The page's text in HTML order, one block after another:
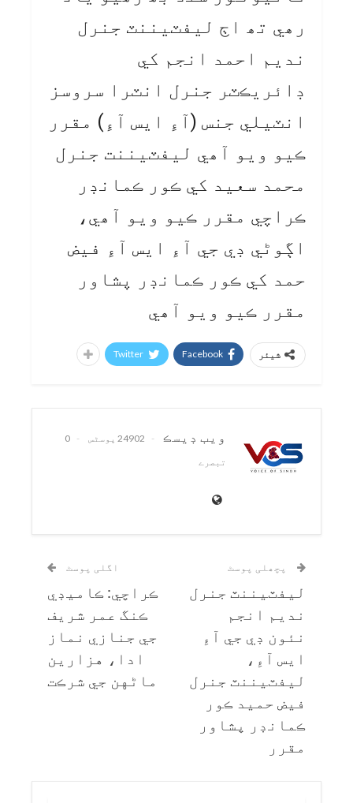
رھي تھ اڄ ليفٽيننٽ جنرل
نديم احمد انجم کي
ڊائريڪٽر جنرل انٽرا سروسز
انٽيلي جنس (آءِ ايس آءِ) مقرر
ڪيو ويو آھي ليفٽيننت جنرل
محمد سعيد کي ڪور ڪمانڊر
ڪراچي مقرر ڪيو ويو آھي،
اڳوڻي ڊي جي آءِ ايس آءِ فيض
حمد کي ڪور ڪمانڊر پشاور
مقرر ڪيو ويو آھي
شیئر Facebook
Twitter
ويب ڊيسڪ 24902 پوسٹس
0
تبصرے
پچھلی پوسٹ
ليفٽيننٽ جنرل
نديم انجم
نئون ڊي جي آءِ
ايس آءِ،
ليفٽيننٽ جنرل
فيض حميد ڪور
ڪمانڊر پشاور
مقرر
اگلی پوسٹ
ڪراچي: ڪاميڊي
ڪنگ عمر شريف
جي جنازي نماز
ادا، هزارين
ماڻهن جي شرڪت